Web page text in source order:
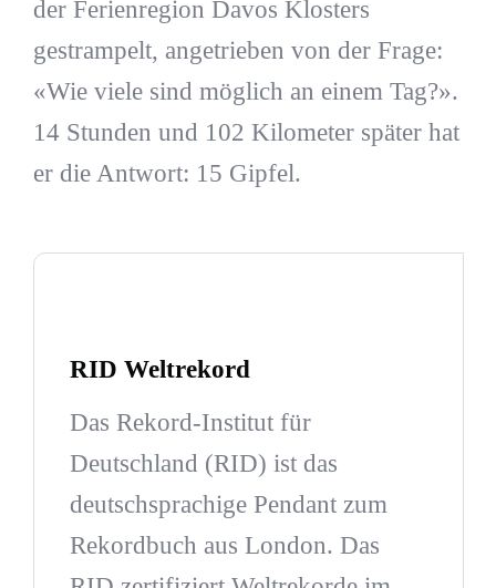
der Ferienregion Davos Klosters
gestrampelt, angetrieben von der Frage:
«Wie viele sind möglich an einem Tag?».
14 Stunden und 102 Kilometer später hat
er die Antwort: 15 Gipfel.
RID Weltrekord
Das Rekord-Institut für
Deutschland (RID) ist das
deutschsprachige Pendant zum
Rekordbuch aus London. Das